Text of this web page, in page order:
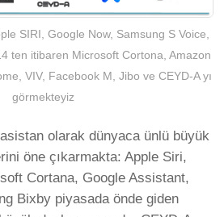
SIRI, Google Now, Samsung S Voice,
ten itibaren Microsoft Cortona, Amazon
VIV, Facebook M, Jibo ve CEYD-A yı
görmekteyiz
olarak dünyaca ünlü büyük
öne çıkarmakta: Apple Siri,
Cortana, Google Assistant,
Bixby piyasada önde giden